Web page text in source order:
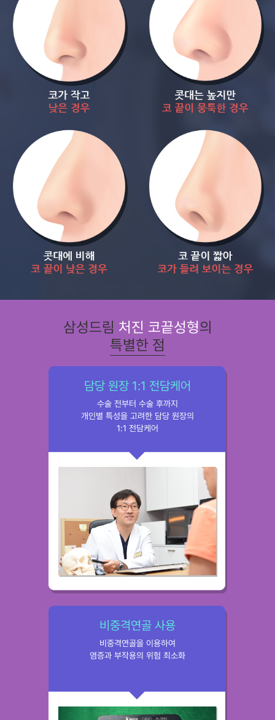
삼성드림 처진 코끝성형의
특별한 점
담당 원장 1:1 전담케어
수술 전부터 수술 후까지
개인별 특성을 고려한 담당 원장의
1:1 전담케어
비중격연골 사용
비중격연골을 이용하여
염증과 부작용의 위험 최소화